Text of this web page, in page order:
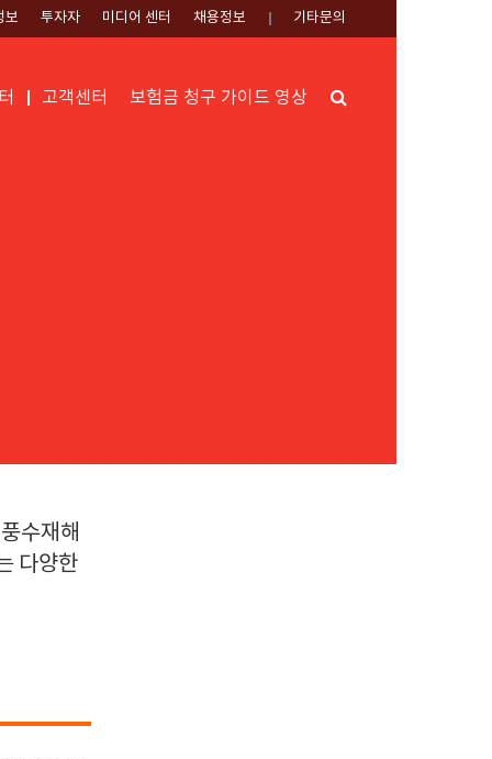
보 투자자 미디어 센터 채용정보 기타문의
고객센터 보험금 청구 가이드 영상 Search
수재해
다양한